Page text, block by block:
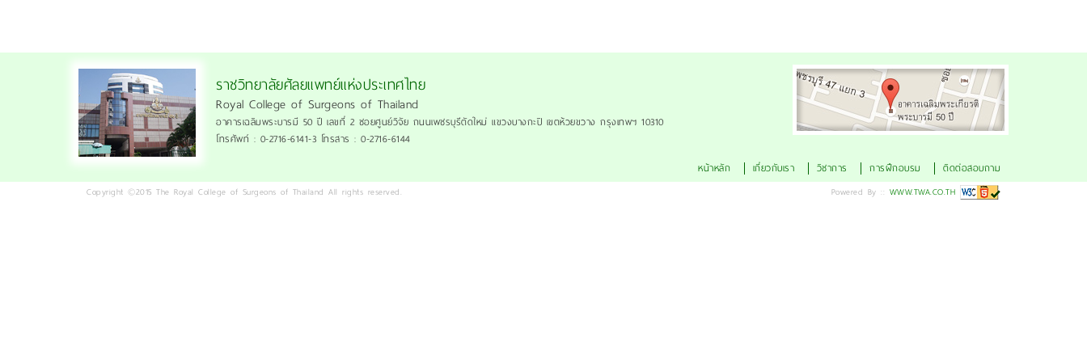
ราชวิทยาลัยศัลยแพทย์แห่งประเทศไทย
Royal College of Surgeons of Thailand
อาคารเฉลิมพระบารมี 50 ปี เลขที่ 2 ซอยศูนย์วิจัย ถนนเพชรบุรีตัดใหม่ แขวงบางกะปิ เขตห้วยขวาง กรุงเทพฯ 10310
โทรศัพท์ : 0-2716-6141-3 โทรสาร : 0-2716-6144
ดูแผนที่
หน้าหลัก เกี่ยวกับเรา วิชาการ การฝึกอบรม ติดต่อสอบถาม
Copyright ©2015 The Royal College of Surgeons of Thailand All rights reserved. Powered By :: WWW.TWA.CO.TH